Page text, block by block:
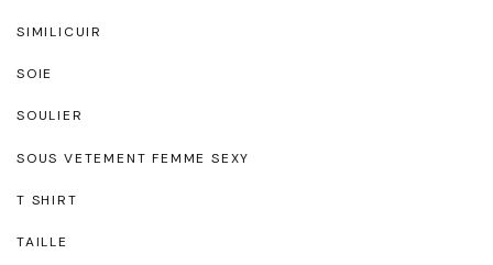
SIMILICUIR
SOIE
SOULIER
SOUS VETEMENT FEMME SEXY
T SHIRT
TAILLE